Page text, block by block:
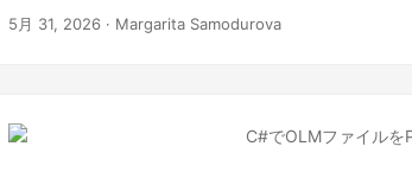
5月 31, 2026 · Margarita Samodurova